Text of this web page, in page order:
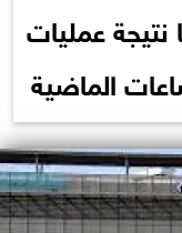
نتيجة عمليات
الماضية